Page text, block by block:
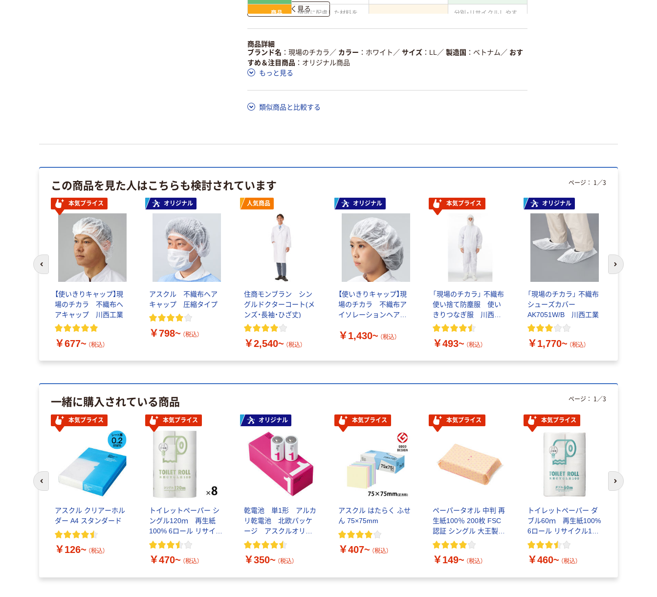
商品
環境に配慮した材料を
分別・リサイクルしやす
仕組
ある
いる
この商品の環境配慮ポイントです。詳しくはページ下部の商品詳細「
ア詳細／加点項目
詳しく見る
商品詳細
ブランド名
現場のチカラ ／ カラー ホワイト ／ サイズ LL ／ 製造国 ベトナム ／ おす
すめ＆注目商品
オリジナル商品
もっと見る
類似商品と比較する
この商品を見た人はこちらも検討されています
本気プライス
【使いきりキャップ】現
場のチカラ 不織布ヘ
アキャップ 川西工業
￥677~ （税込）
オリジナル
アスクル 不織布ヘア
キャップ 圧縮タイプ
￥798~ （税込）
人気商品
住商モンブラン シン
グルドクターコート(メ
ンズ・長袖・ひざ丈)
￥2,540~ （税込）
オリジナル
【使いきりキャップ】現
場のチカラ 不織布ア
イソレーションヘアキ
￥1,430~ （税込）
本気プライス
「現場のチカラ」 不織布
使い捨て防塵服 使い
きりつなぎ服 川西工
業
￥493~ （税込）
オリジナル
「現場のチカラ」 不織布
シューズカバー
AK7051W/B 川西工業
￥1,770~ （税込）
ページ： 1 ／3
前のスライドへ 次のスライド
一緒に購入されている商品
本気プライス
アスクル クリアーホル
ダー A4 スタンダード
￥126~ （税込）
本気プライス
トイレットペーパー シ
ングル120ｍ 再生紙
100% 6ロール リサイク
ル100 芯あり FSC認
￥470~ （税込）
オリジナル
乾電池 単1形 アルカ
リ乾電池 北欧パッケ
ージ アスクルオリジ
ナル
￥350~ （税込）
本気プライス
アスクル はたらく ふせ
ん 75×75mm
￥407~ （税込）
本気プライス
ペーパータオル 中判 再
生紙100％ 200枚 FSC
認証 シングル 大王製紙
共同企画 オリジナル
￥149~ （税込）
本気プライス
トイレットペーパー ダ
ブル60ｍ 再生紙100%
6ロール リサイクル100
芯あり FSC認証
￥460~ （税込）
ページ： 1／3
前のスライドへ 次のスライド